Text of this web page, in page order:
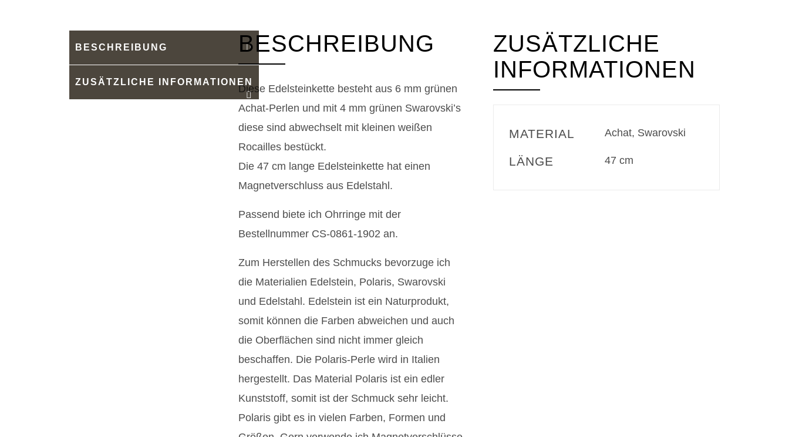
und
Magnetverschluss
Menge
BESCHREIBUNG
ZUSÄTZLICHE INFORMATIONEN
BESCHREIBUNG
Diese Edelsteinkette besteht aus 6 mm grünen
Achat-Perlen und mit 4 mm grünen Swarovski’s
diese sind abwechselt mit kleinen weißen
Rocailles bestückt.
Die 47 cm lange Edelsteinkette hat einen
Magnetverschluss aus Edelstahl.
Passend biete ich Ohrringe mit der
Bestellnummer CS-0861-1902 an.
Zum Herstellen des Schmucks bevorzuge ich
die Materialien Edelstein, Polaris, Swarovski
und Edelstahl. Edelstein ist ein Naturprodukt,
somit können die Farben abweichen und auch
die Oberflächen sind nicht immer gleich
beschaffen. Die Polaris-Perle wird in Italien
hergestellt. Das Material Polaris ist ein edler
Kunststoff, somit ist der Schmuck sehr leicht.
Polaris gibt es in vielen Farben, Formen und
ZUSÄTZLICHE
INFORMATIONEN
MATERIAL Achat, Swarovski
LÄNGE 47 cm